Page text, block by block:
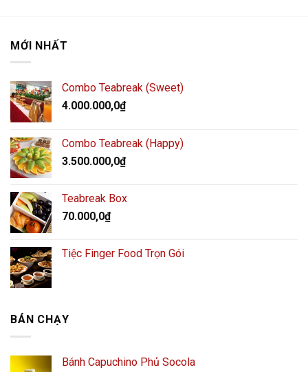
MỚI NHẤT
Combo Teabreak (Sweet)
4.000.000,0₫
Combo Teabreak (Happy)
3.500.000,0₫
Teabreak Box
70.000,0₫
Tiệc Finger Food Trọn Gói
BÁN CHẠY
Bánh Capuchino Phủ Socola